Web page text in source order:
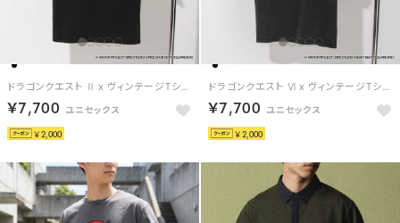
ドラゴンクエスト Ⅱ x ヴィンテージTシャツ / DRAGON QUEST Ⅱ x VINTAGE TEE 【返品不可商品】 （ブラック/ブルー）
￥7,700
￥2,000
ドラゴンクエスト Ⅵ x ヴィンテージTシャツ / DRAGON QUEST Ⅵ x VINTAGE TEE 【返品不可商品】 （ブラック/ブラウン）
￥7,700
￥2,000